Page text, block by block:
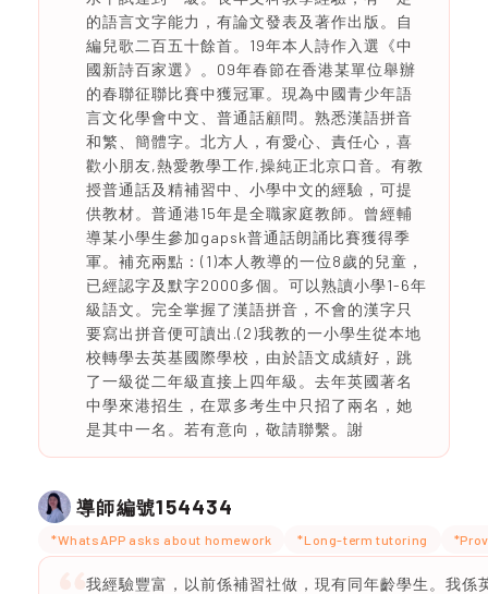
的語言文字能力，有論文發表及著作出版。自
編兒歌二百五十餘首。19年本人詩作入選《中
國新詩百家選》。09年春節在香港某單位舉辦
的春聯征聯比賽中獲冠軍。現為中國青少年語
言文化學會中文、普通話顧問。熟悉漢語拼音
和繁、簡體字。北方人，有愛心、責任心，喜
歡小朋友,熱愛教學工作,操純正北京口音。有教
授普通話及精補習中、小學中文的經驗，可提
供教材。普通港15年是全職家庭教師。曾經輔
導某小學生參加gapsk普通話朗誦比賽獲得季
軍。補充兩點：(1)本人教導的一位8歲的兒童，
已經認字及默字2000多個。可以熟讀小學1-6年
級語文。完全掌握了漢語拼音，不會的漢字只
要寫出拼音便可讀出.(2)我教的一小學生從本地
校轉學去英基國際學校，由於語文成績好，跳
了一級從二年級直接上四年級。去年英國著名
中學來港招生，在眾多考生中只招了兩名，她
是其中一名。若有意向，敬請聯繫。謝
導師編號154434
*WhatsAPP asks about homework *Long-term tutoring
我經驗豐富，以前係補習社做，現有同年齡學生。我係